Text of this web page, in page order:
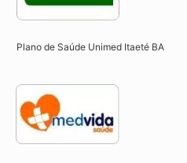
Plano de Saúde Unimed Itaeté BA